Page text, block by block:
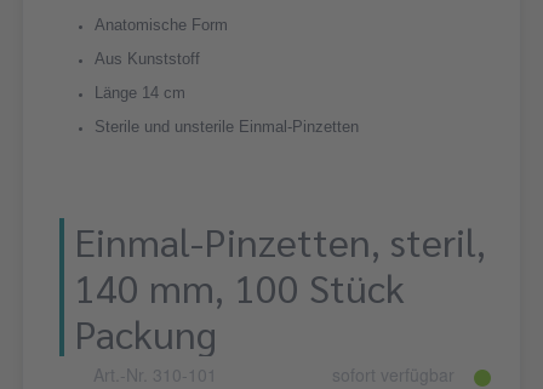
Anatomische Form
Aus Kunststoff
Länge 14 cm
Sterile und unsterile Einmal-Pinzetten
Einmal-Pinzetten, steril,
140 mm, 100 Stück
Packung
Art.-Nr. 310-101 sofort verfügbar